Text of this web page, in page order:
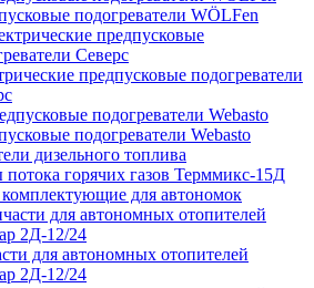
подогреватели WÖLFen
предпусковые подогреватели
подогреватели Webasto
дизельного топлива
потока горячих газов Терммикс-15Д
комплектующие для автономок
для автономных отопителей
2Д-12/24